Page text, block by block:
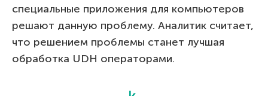
специальные приложения для компьютеров
решают данную проблему. Аналитик считает,
что решением проблемы станет лучшая
обработка UDH операторами.